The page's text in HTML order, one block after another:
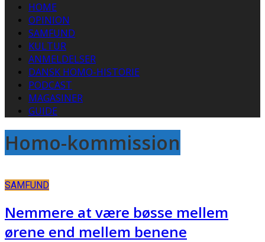
HOME
OPINION
SAMFUND
KULTUR
ANMELDELSER
DANSK HOMO-HISTORIE
PODCAST
MAGASINER
GUIDE
Homo-kommission
SAMFUND
Nemmere at være bøsse mellem
ørene end mellem benene